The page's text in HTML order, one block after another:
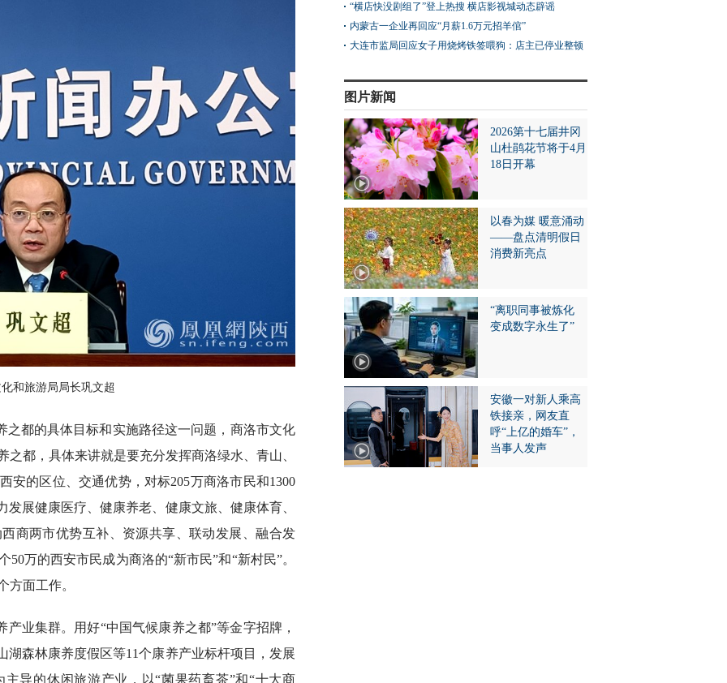
和旅游局局长巩文超
之都的具体目标和实施路径这一问题，商洛市文化
都，具体来讲就是要充分发挥商洛绿水、青山、
安的区位、交通优势，对标205万商洛市民和1300
展健康医疗、健康养老、健康文旅、健康体育、
商两市优势互补、资源共享、联动发展、融合发
万的西安市民成为商洛的“新市民”和“新村民”。
方面工作。
业集群。用好“中国气候康养之都”等金字招牌，
湖森林康养度假区等11个康养产业标杆项目，发展
导的休闲旅游产业，以“菌果药畜茶”和“十大商
“横店快没剧组了”登上热搜 横店影视城动态辟谣
内蒙古一企业再回应“月薪1.6万元招羊倌”
大连市监局回应女子用烧烤铁签喂狗：店主已停业整顿
图片新闻
2026第十七届井冈
山杜鹃花节将于4月
18日开幕
以春为媒 暖意涌动
——盘点清明假日
消费新亮点
“离职同事被炼化
变成数字永生了”
安徽一对新人乘高
铁接亲，网友直
呼“上亿的婚车”，
当事人发声